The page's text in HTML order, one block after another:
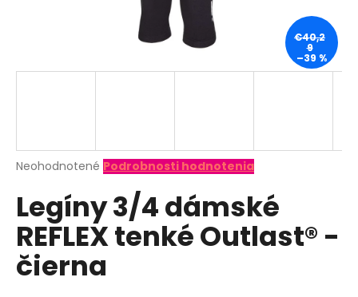
Priemerné
produktu
je
0,0
5
hviezdičiek.
Neohodnotené Podrobnosti hodnotenia
Legíny 3/4 dámské
REFLEX tenké Outlast® -
čierna
€40,2
9
–39 %
O
d